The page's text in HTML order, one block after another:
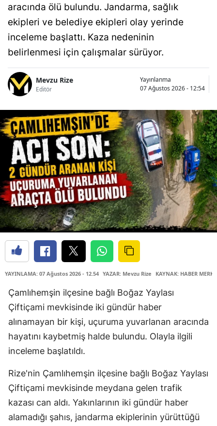
aracında ölü bulundu. Jandarma, sağlık
ekipleri ve belediye ekipleri olay yerinde
inceleme başlattı. Kaza nedeninin
belirlenmesi için çalışmalar sürüyor.
Mevzu Rize
Editör
Yayınlanma
07 Ağustos 2026 - 12:54
YAYINLAMA: 07 Ağustos 2026 - 12.54 YAZAR: Mevzu Rize KAYNAK: HABER
Çamlıhemşin ilçesine bağlı Boğaz Yaylası
Çiftiçami mevkisinde iki gündür haber
alınamayan bir kişi, uçuruma yuvarlanan aracında
hayatını kaybetmiş halde bulundu. Olayla ilgili
inceleme başlatıldı.
Rize'nin Çamlıhemşin ilçesine bağlı Boğaz Yaylası
Çiftiçami mevkisinde meydana gelen trafik
kazası can aldı. Yakınlarının iki gündür haber
alamadığı şahıs, jandarma ekiplerinin yürüttüğü